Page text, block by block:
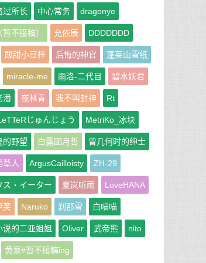
过所长 中心常务 dragonye
暂不接稿） 允依辰 DDDDDDD
酸甜小豆梓 后悔的神官 蓬莱山雪纸
miracle-me 雨洛-二代目 碧水妖君
潘 夜林青 我不叫封神 Rt
じゅんじょう MetriKo_冰块
的野望 白露团月哲 曾几何时的绅士
草人 ArgusCailloisty ZH-29
ス・イーター 夏岚听雨 LoveHANA
芙 Naruko 刹那雪 白喵喵
说的二亚姐姐 Oliver 武帝熊 nito
黄泉#暂不接稿ing